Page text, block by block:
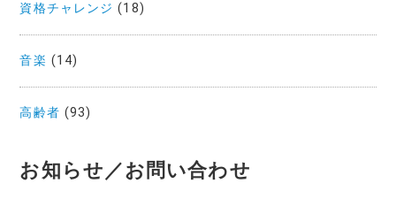
資格チャレンジ (18)
音楽 (14)
高齢者 (93)
お知らせ／お問い合わせ